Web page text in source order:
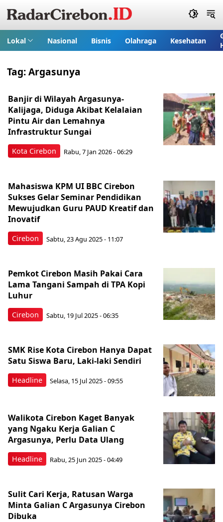
Lokal Nasional Bisnis Olahraga Kesehatan
Tag:Argasunya
Kota Cirebon
Banjir di Wilayah Argasunya-
Kalijaga, Diduga Akibat Kelalaian
Pintu Air dan Lemahnya
Infrastruktur Sungai
Rabu, 7 Jan 2026 - 06:29
Cirebon
Mahasiswa KPM UI BBC Cirebon
Sukses Gelar Seminar Pendidikan
Mewujudkan Guru PAUD Kreatif dan
Inovatif
Sabtu, 23 Agu 2025 - 11:07
Cirebon
Pemkot Cirebon Masih Pakai Cara
Lama Tangani Sampah di TPA Kopi
Luhur
Sabtu, 19 Jul 2025 - 06:35
Headline
SMK Rise Kota Cirebon Hanya Dapat
Satu Siswa Baru, Laki-laki Sendiri
Selasa, 15 Jul 2025 - 09:55
Headline
Walikota Cirebon Kaget Banyak
yang Ngaku Kerja Galian C
Argasunya, Perlu Data Ulang
Rabu, 25 Jun 2025 - 04:49
Sulit Cari Kerja, Ratusan Warga
Minta Galian C Argasunya Cirebon
Dibuka